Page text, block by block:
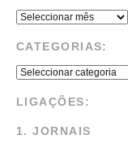
CATEGORIAS:
LIGAÇÕES:
1. JORNAIS